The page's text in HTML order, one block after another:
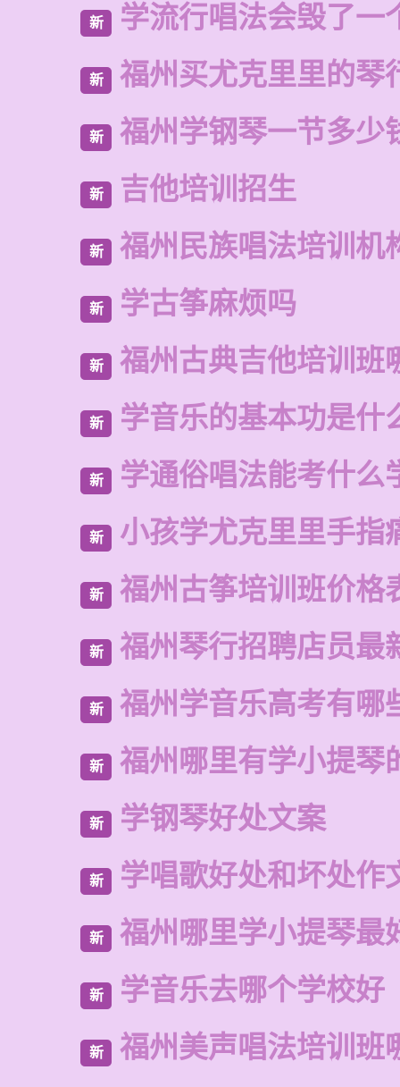
新 学流行唱法会毁了一
新 福州买尤克里里的琴
新 福州学钢琴一节多少
新 吉他培训招生
新 福州民族唱法培训机
新 学古筝麻烦吗
新 福州古典吉他培训班
新 学音乐的基本功是什
新 学通俗唱法能考什么
新 小孩学尤克里里手指
新 福州古筝培训班价格
新 福州琴行招聘店员最
新 福州学音乐高考有哪
新 福州哪里有学小提琴
新 学钢琴好处文案
新 学唱歌好处和坏处作
新 福州哪里学小提琴最
新 学音乐去哪个学校好
新 福州美声唱法培训班